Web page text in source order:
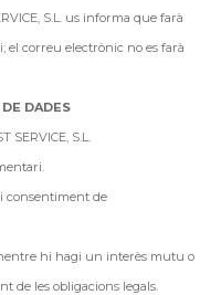
S.L. us informa que farà
el correu electrònic no es farà
DADES
SERVICE, S.L.
consentiment de
hi hagi un interès mutu o
de les obligacions legals.